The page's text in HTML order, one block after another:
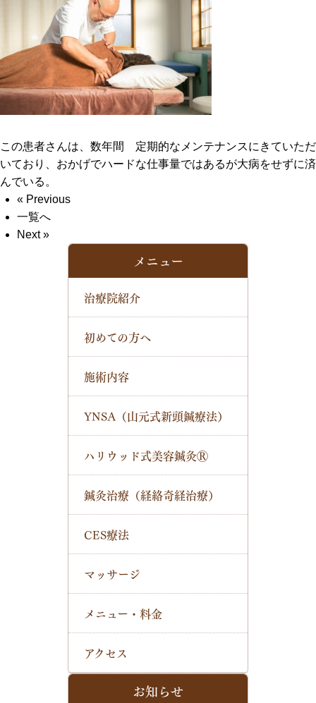
この患者さんは、数年間 定期的なメンテナンスにきていただ
いており、おかげでハードな仕事量ではあるが大病をせずに済
んでいる。
« Previous
一覧へ
Next »
メニュー
治療院紹介
初めての方へ
施術内容
YNSA（山元式新頭鍼療法）
ハリウッド式美容鍼灸Ⓡ
鍼灸治療（経絡奇経治療）
CES療法
マッサージ
メニュー・料金
アクセス
お知らせ